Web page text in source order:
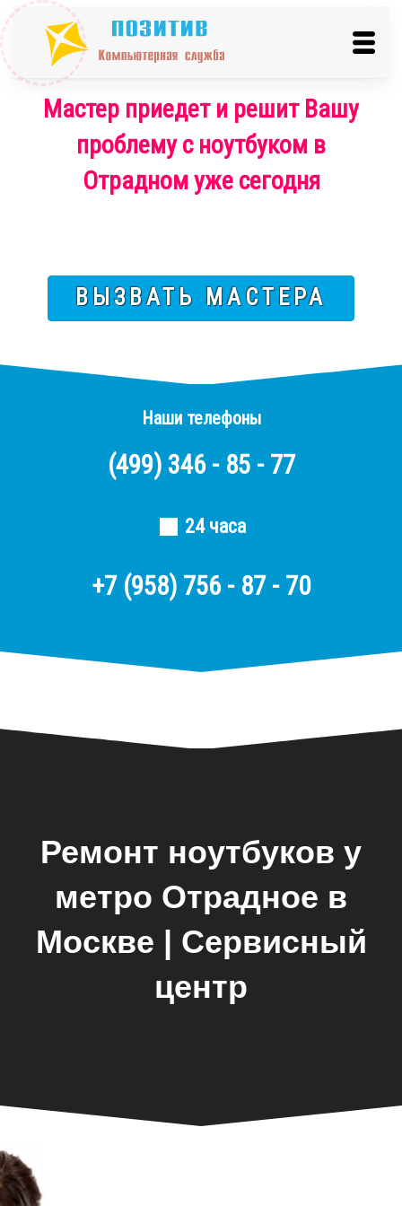
Мастер приедет и решит Вашу
проблему с ноутбуком в
Отрадном уже сегодня
ВЫЗВАТЬ МАСТЕРА
Наши телефоны
(499) 346 - 85 - 77
24 часа
+7 (958) 756 - 87 - 70
Ремонт ноутбуков у
метро Отрадное в
Москве | Сервисный
центр